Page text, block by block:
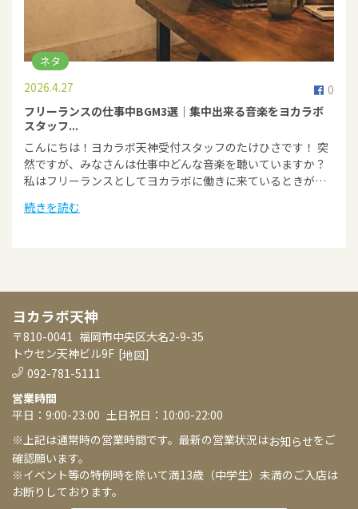
ネタ
0
2026.4.27
フリーランスの仕事中BGM3選｜集中出来る音楽をヨカラボ
スタッフ...
こんにちは！ヨカラボ天神受付スタッフのたけひさです！ 突
然ですが、みなさんは仕事中どんな音楽を聴いていますか？
私はフリーランスとしてヨカラボに働きに来ているときが…
続きを読む
ヨカラボ天神
〒810-0041 福岡市中央区大名2-9-35
トウセン天神ビル9F [地図]
092-781-5111
営業時間
平日：9:00-23:00 土日祝日：10:00-22:00
※上記は通常時の営業時間です。最新の営業状況はお知らせをご
確認願います。
※イベント等の特例時を除いて満13歳（中学生）未満のご入店は
お断りしております。